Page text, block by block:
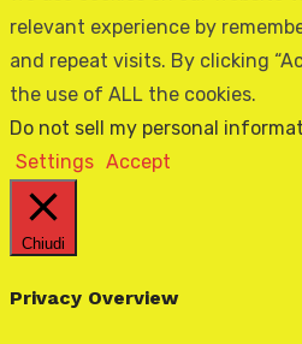
relevant experience by
and repeat visits. By clicking
the use of ALL the cookies.
Do not sell my personal
Settings Accept
Chiudi
Privacy Overview